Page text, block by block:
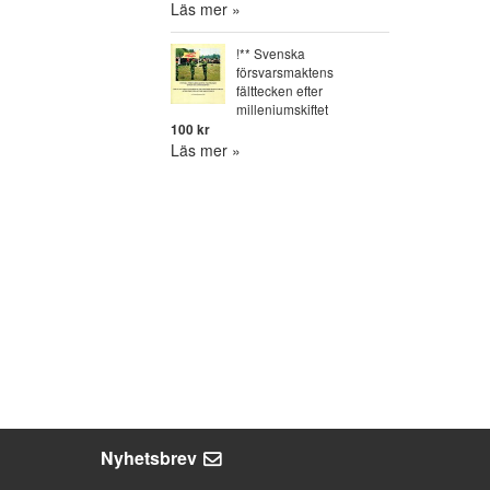
Läs mer »
!** Svenska
försvarsmaktens
fälttecken efter
milleniumskiftet
100 kr
Läs mer »
Nyhetsbrev